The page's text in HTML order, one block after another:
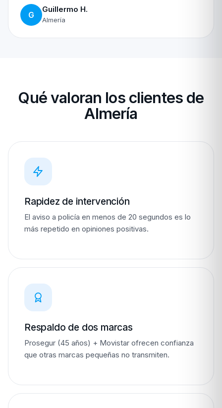
G
Guillermo H.
Almería
Qué valoran los clientes de
Almería
Rapidez de intervención
El aviso a policía en menos de 20 segundos es lo
más repetido en opiniones positivas.
Respaldo de dos marcas
Prosegur (45 años) + Movistar ofrecen confianza
que otras marcas pequeñas no transmiten.